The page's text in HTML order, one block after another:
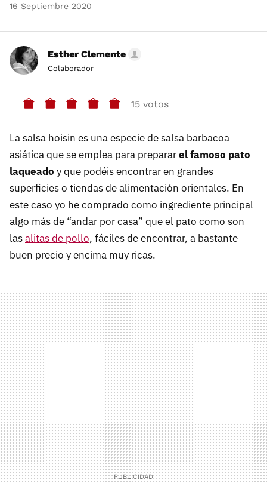
16 Septiembre 2020
Esther Clemente
Colaborador
15 votos
La salsa hoisin es una especie de salsa barbacoa
asiática que se emplea para prepararel famoso pato
laqueado y que podéis encontrar en grandes
superficies o tiendas de alimentación orientales. En
este caso yo he comprado como ingrediente principal
algo más de “andar por casa” que el pato como son
lasalitas de pollo, fáciles de encontrar, a bastante
buen precio y encima muy ricas.